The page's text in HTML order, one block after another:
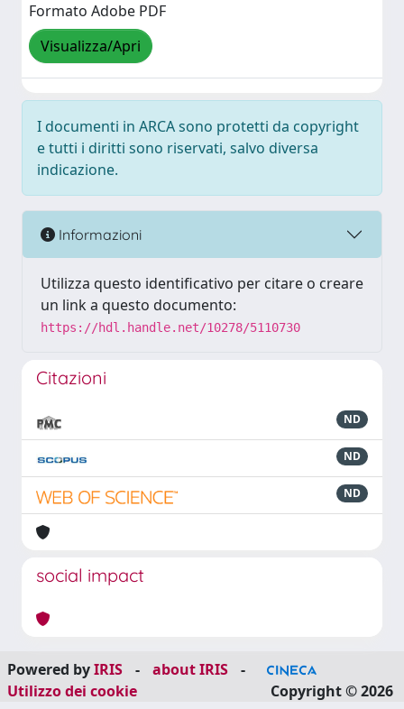
Formato Adobe PDF
Visualizza/Apri
I documenti in ARCA sono protetti da copyright
e tutti i diritti sono riservati, salvo diversa
indicazione.
Informazioni
Utilizza questo identificativo per citare o creare
un link a questo documento:
https://hdl.handle.net/10278/5110730
Citazioni
ND
ND
ND
social impact
Powered byIRIS - about IRIS
-
Utilizzo dei cookie
Copyright © 2026